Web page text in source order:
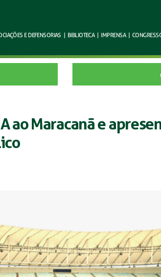
EDEFENSORIAS | BIBLIOTECA | IMPRENSA |
ao Maracanã e